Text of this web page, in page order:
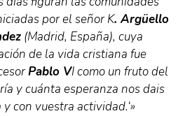
por el señor K. Argüello
(Madrid, España), cuya
de la vida cristiana fue
Pablo VI como un fruto del
y cuánta esperanza nos dais
con vuestra actividad.‘»